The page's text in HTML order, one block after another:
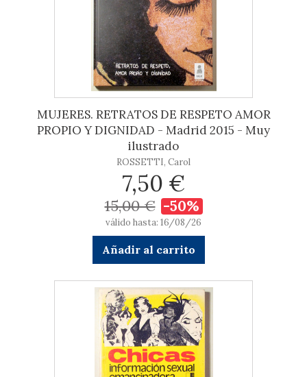
MUJERES. RETRATOS DE RESPETO AMOR
PROPIO Y DIGNIDAD - Madrid 2015 - Muy
ilustrado
ROSSETTI, Carol
7,50 €
15,00 € -50%
válido hasta: 16/08/26
Añadir al carrito